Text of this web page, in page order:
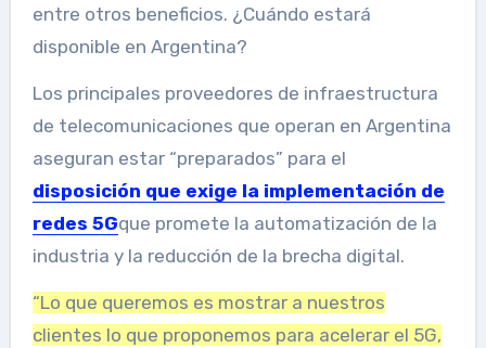
entre otros beneficios. ¿Cuándo estará
disponible en Argentina?
Los principales proveedores de infraestructura
de telecomunicaciones que operan en Argentina
aseguran estar “preparados” para el
disposición que exige la implementación de
redes 5Gque promete la automatización de la
industria y la reducción de la brecha digital.
“Lo que queremos es mostrar a nuestros
clientes lo que proponemos para acelerar el 5G,